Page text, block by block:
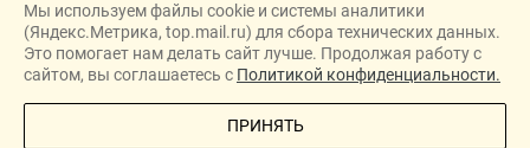
Застройщики
Ипотека
Полезная информация
ПОЗВОНИТЕ МНЕ
Мы используем файлы cookie и системы аналитики
(Яндекс.Метрика, top.mail.ru) для сбора технических данных.
Это помогает нам делать сайт лучше. Продолжая работу с
сайтом, вы соглашаетесь с Политикой конфиденциальности.
ПРИНЯТЬ